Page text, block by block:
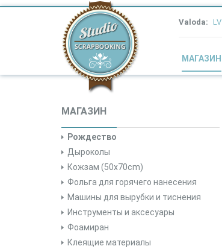
Valoda: LV
МАГАЗИН
МАГАЗИН
Рождество
Дыроколы
Кожзам (50x70cm)
Фольга для горячего нанесения
Машины для вырубки и тиснения
Инструменты и аксесуары
Фоамиран
Клеящие материалы